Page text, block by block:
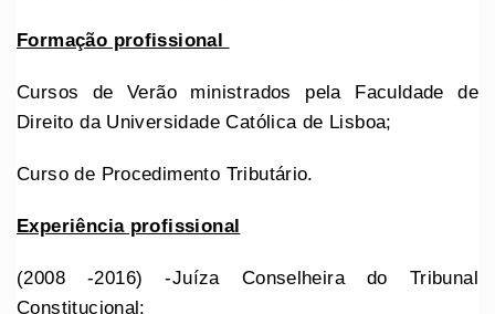
Formação profissional
Cursos de Verão ministrados pela Faculdade de
Direito da Universidade Católica de Lisboa;
Curso de Procedimento Tributário.
Experiência profissional
(2008 -2016) -Juíza Conselheira do Tribunal
Constitucional;